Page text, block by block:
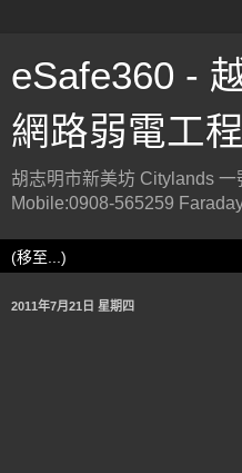
eSafe360 -
網路弱電工
胡志明市新美坊 Citylands
Mobile:0908-565259
2011年7月21日 星期四